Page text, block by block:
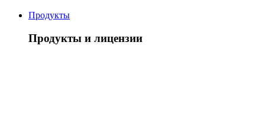
Продукты
Продукты и лицензии